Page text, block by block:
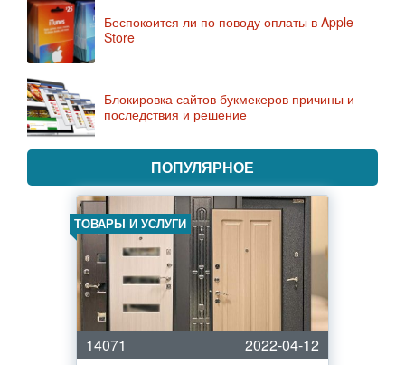
Беспокоится ли по поводу оплаты в Apple
Store
Блокировка сайтов букмекеров причины и
последствия и решение
ПОПУЛЯРНОЕ
ТОВАРЫ И УСЛУГИ
14071
2022-04-12